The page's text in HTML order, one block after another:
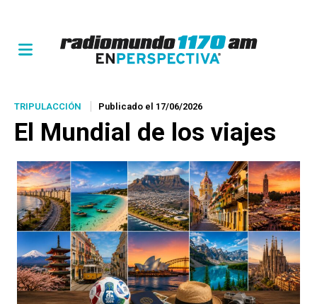
TRIPULACCIÓN Publicado el 17/06/2026
El Mundial de los viajes